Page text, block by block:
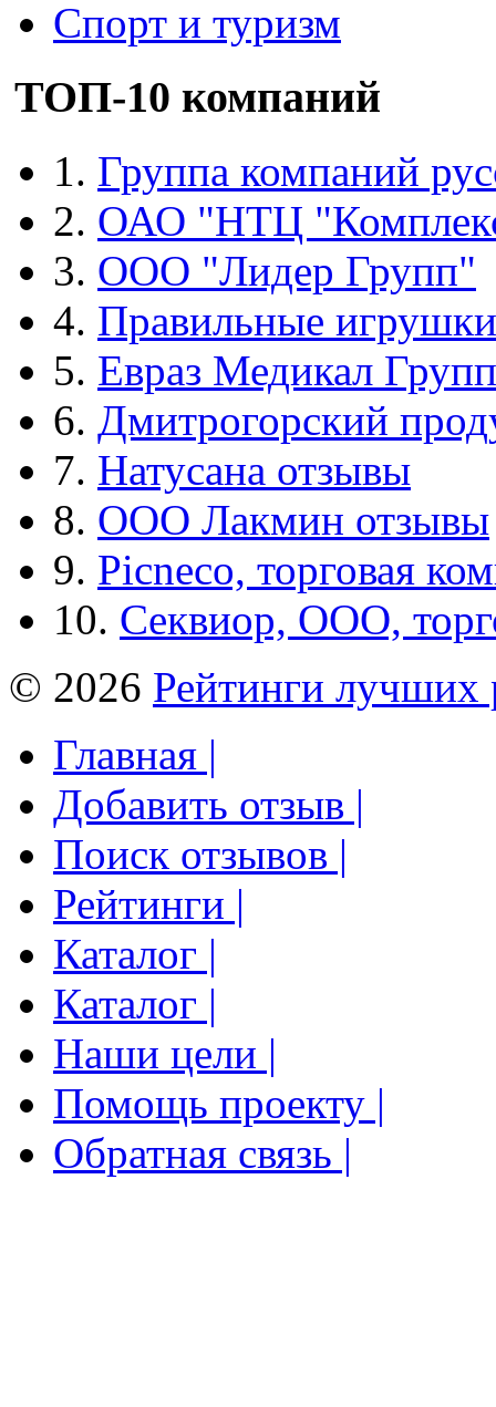
Спорт и туризм
ТОП-10 компаний
1. Группа компаний
2. ОАО "НТЦ
3. ООО "Лидер Групп"
4. Правильные игрушки
5. Евраз Медикал Групп
6. Дмитрогорский
7. Натусана отзывы
8. ООО Лакмин отзывы
9. Picneco, торговая
10. Секвиор, ООО,
© 2026 Рейтинги лучших
Главная |
Добавить отзыв |
Поиск отзывов |
Рейтинги |
Каталог |
Каталог |
Наши цели |
Помощь проекту |
Обратная связь |